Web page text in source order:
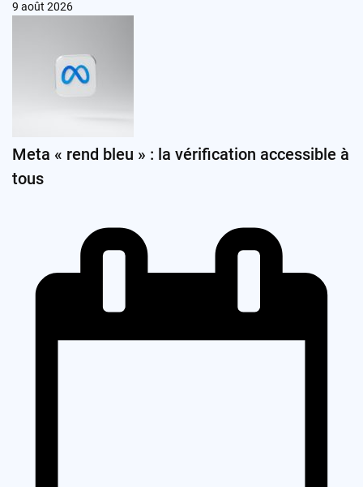
9 août 2026
Meta « rend bleu » : la vérification accessible à
tous